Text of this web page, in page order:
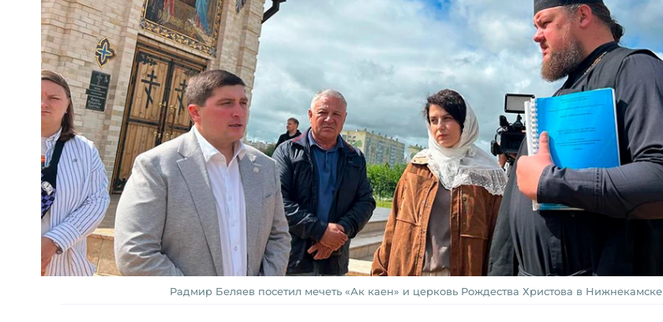
Радмир Беляев посетил мечеть «Ак каен» и церковь Рождества Христова в Нижнекамске